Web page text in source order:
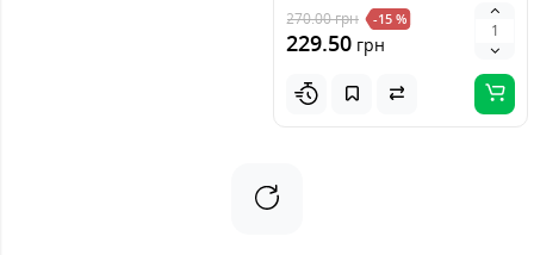
270.00грн -15 %
229.50 грн